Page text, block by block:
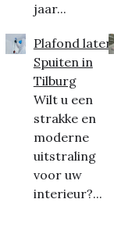
jaar...
Plafond laten
Spuiten in
Tilburg
Wilt u een
strakke en
moderne
uitstraling
voor uw
interieur?...